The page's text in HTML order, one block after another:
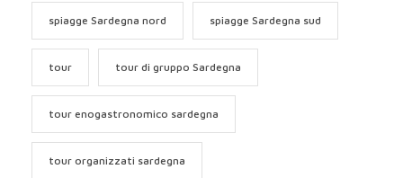
spiagge Sardegna nord spiagge Sardegna sud
tour tour di gruppo Sardegna
tour enogastronomico sardegna
tour organizzati sardegna